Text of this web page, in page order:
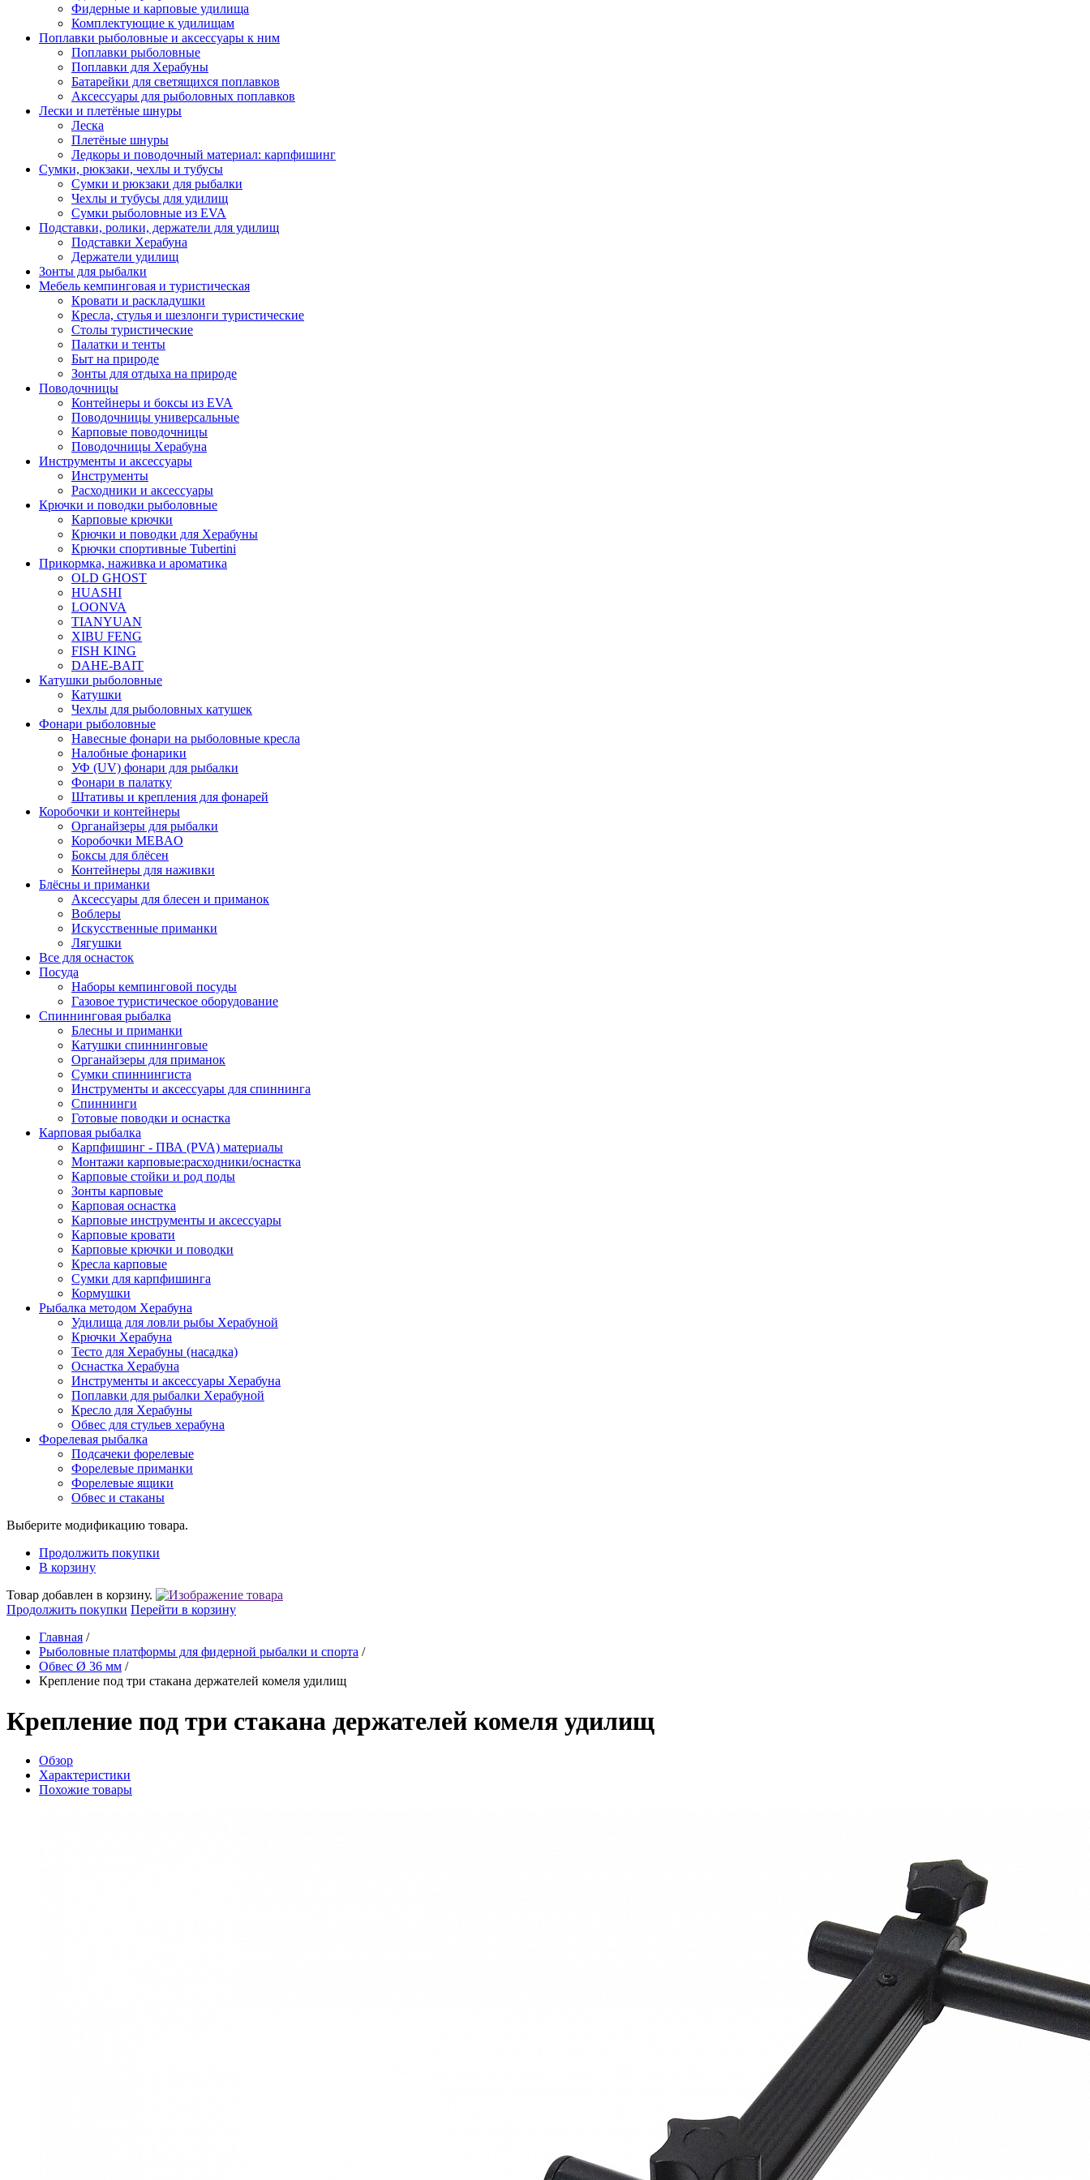
Фидерные и карповые удилища
Комплектующие к удилищам
Поплавки рыболовные и аксессуары к ним
Поплавки рыболовные
Поплавки для Херабуны
Батарейки для светящихся поплавков
Аксессуары для рыболовных поплавков
Лески и плетёные шнуры
Леска
Плетёные шнуры
Ледкоры и поводочный материал: карпфишинг
Сумки, рюкзаки, чехлы и тубусы
Сумки и рюкзаки для рыбалки
Чехлы и тубусы для удилищ
Сумки рыболовные из EVA
Подставки, ролики, держатели для удилищ
Подставки Херабуна
Держатели удилищ
Зонты для рыбалки
Мебель кемпинговая и туристическая
Кровати и раскладушки
Кресла, стулья и шезлонги туристические
Столы туристические
Палатки и тенты
Быт на природе
Зонты для отдыха на природе
Поводочницы
Контейнеры и боксы из EVA
Поводочницы универсальные
Карповые поводочницы
Поводочницы Херабуна
Инструменты и аксессуары
Инструменты
Расходники и аксессуары
Крючки и поводки рыболовные
Карповые крючки
Крючки и поводки для Херабуны
Крючки спортивные Tubertini
Прикормка, наживка и ароматика
OLD GHOST
HUASHI
LOONVA
TIANYUAN
XIBU FENG
FISH KING
DAHE-BAIT
Катушки рыболовные
Катушки
Чехлы для рыболовных катушек
Фонари рыболовные
Навесные фонари на рыболовные кресла
Налобные фонарики
УФ (UV) фонари для рыбалки
Фонари в палатку
Штативы и крепления для фонарей
Коробочки и контейнеры
Органайзеры для рыбалки
Коробочки MEBAO
Боксы для блёсен
Контейнеры для наживки
Блёсны и приманки
Аксессуары для блесен и приманок
Воблеры
Искусственные приманки
Лягушки
Все для оснасток
Посуда
Наборы кемпинговой посуды
Газовое туристическое оборудование
Спиннинговая рыбалка
Блесны и приманки
Катушки спиннинговые
Органайзеры для приманок
Сумки спиннингиста
Инструменты и аксессуары для спиннинга
Спиннинги
Готовые поводки и оснастка
Карповая рыбалка
Карпфишинг - ПВА (PVA) материалы
Монтажи карповые:расходники/оснастка
Карповые стойки и род поды
Зонты карповые
Карповая оснастка
Карповые инструменты и аксессуары
Карповые кровати
Карповые крючки и поводки
Кресла карповые
Сумки для карпфишинга
Кормушки
Рыбалка методом Херабуна
Удилища для ловли рыбы Херабуной
Крючки Херабуна
Тесто для Херабуны (насадка)
Оснастка Херабуна
Инструменты и аксессуары Херабуна
Поплавки для рыбалки Херабуной
Кресло для Херабуны
Обвес для стульев херабуна
Форелевая рыбалка
Подсачеки форелевые
Форелевые приманки
Форелевые ящики
Обвес и стаканы
Выберите модификацию товара.
Продолжить покупки
В корзину
Товар добавлен в корзину.
Продолжить покупки Перейти в корзину
Главная /
Рыболовные платформы для фидерной рыбалки и спорта /
Обвес Ø 36 мм /
Крепление под три стакана держателей комеля удилищ
Крепление под три стакана держателей комеля удилищ
Обзор
Характеристики
Похожие товары